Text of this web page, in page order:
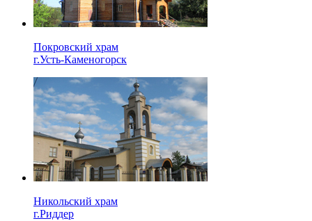
Покровский храм
г.Усть-Каменогорск
Никольский храм
г.Риддер